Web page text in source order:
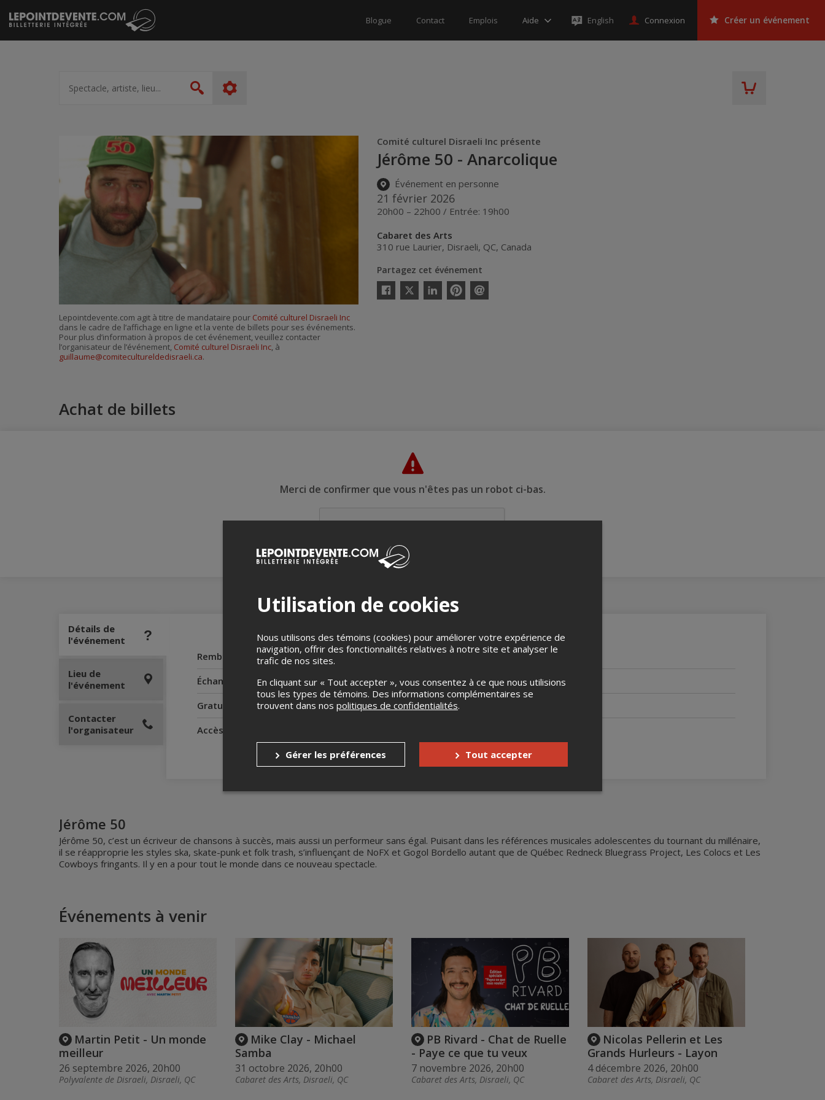
Passer
au
contenu
Blogue Contact Emplois Aide English Connexion Créer un événement
artiste,
lieu...
Rechercher
Comité culturel Disraeli Inc présente
Jérôme 50 - Anarcolique
Événement en personne
21 février 2026
20h00 – 22h00 / Entrée: 19h00
Cabaret des Arts
310 rue Laurier, Disraeli, QC, Canada
Partagez cet événement
Facebook
Twitter
LinkedinPinterestEnvoyer
Lepointdevente.com agit à titre de mandataire pour Comité culturel Disraeli Inc
dans le cadre de l’affichage en ligne et la vente de billets pour ses événements.
Pour plus d’information à propos de cet événement, veuillez contacter
l’organisateur de l’événement, Comité culturel Disraeli Inc, à
guillaume@comitecultureldedisraeli.ca.
Achat de billets
Merci de confirmer que vous n'êtes pas un robot ci-bas.
Détails de
l'événement
Remboursements
Jusqu'à 1 jour avant l'événement
Échanges
Aucun échange
Gratuité pour les enfants
Gratuit pour les 3 ans et moins
Accès pour personnes à mobilité réduite
Lieu de
l'événement
Contacter
l'organisateur
Jérôme 50
Jérôme 50, c’est un écriveur de chansons à succès, mais aussi un performeur sans égal. Puisant dans les références musicales adolescentes du tournant du millénaire,
il se réapproprie les styles ska, skate-punk et folk trash, s’influençant de NoFX et Gogol Bordello autant que de Québec Redneck Bluegrass Project, Les Colocs et Les
Cowboys fringants. Il y en a pour tout le monde dans ce nouveau spectacle.
Événements à venir
Martin Petit - Un monde
meilleur
26 septembre 2026, 20h00
Polyvalente de Disraeli, Disraeli, QC
Mike Clay - Michael
Samba
31 octobre 2026, 20h00
Cabaret des Arts, Disraeli, QC
PB Rivard - Chat de Ruelle
- Paye ce que tu veux
7 novembre 2026, 20h00
Cabaret des Arts, Disraeli, QC
Nicolas Pellerin et Les
Grands Hurleurs - Layon
4 décembre 2026, 20h00
Cabaret des Arts, Disraeli, QC
Utilisation de cookies
Nous utilisons des témoins (cookies) pour améliorer votre expérience de
navigation, offrir des fonctionnalités relatives à notre site et analyser le
trafic de nos sites.
En cliquant sur « Tout accepter », vous consentez à ce que nous utilisions
tous les types de témoins. Des informations complémentaires se
trouvent dans nos politiques de confidentialités.
Gérer les préférences Tout accepter